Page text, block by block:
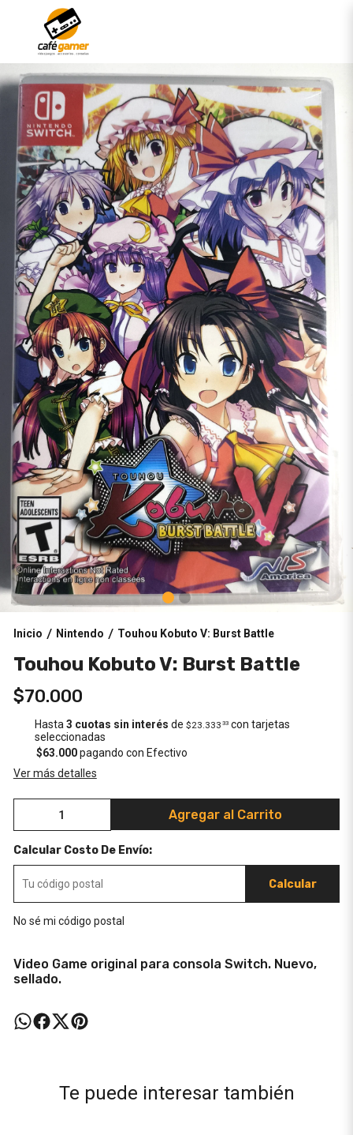
Inicio / Nintendo / Touhou Kobuto V: Burst Battle
Touhou Kobuto V: Burst Battle
$70.000
Hasta3 cuotas sin interés de$23.333 33 con tarjetas
seleccionadas
$63.000pagando con Efectivo
Ver más detalles
Agregar al Carrito
Calcular Costo De Envío:
Calcular
No sé mi código postal
Video Game original para consola Switch. Nuevo,
sellado.
Te puede interesar también